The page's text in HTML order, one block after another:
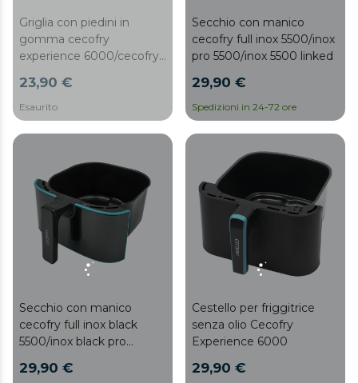
Griglia con piedini in
gomma cecofry
experience 6000/cecofry
6000/bianco 6000
23,90 €
Esaurito
Secchio con manico
cecofry full inox 5500/inox
pro 5500/inox 5500 linked
29,90 €
Spedizioni in 24-72 ore
Secchio con manico
cecofry full inox black
5500/inox black pro
linked
29,90 €
Cestello per friggitrice
senza olio Cecofry
Experience 6000
29,90 €